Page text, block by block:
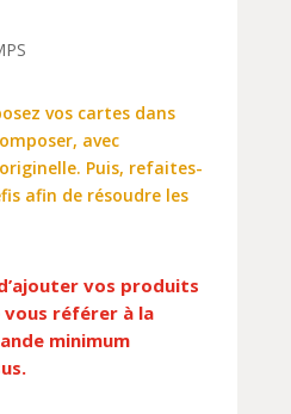
vos cartes dans
avec
Puis, refaites-
afin de résoudre les
vos produits
vous référer à la
minimum